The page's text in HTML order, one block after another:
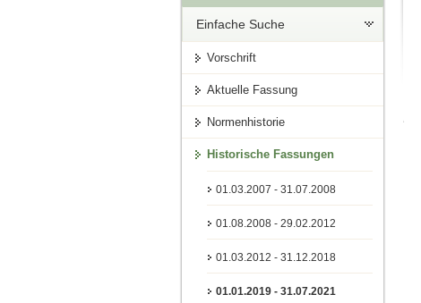
Einfache Suche
Vorschrift
Aktuelle Fassung
Normenhistorie
Historische Fassungen
01.03.2007 - 31.07.2008
01.08.2008 - 29.02.2012
01.03.2012 - 31.12.2018
01.01.2019 - 31.07.2021